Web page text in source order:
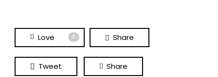
Love 0 Share
Tweet Share